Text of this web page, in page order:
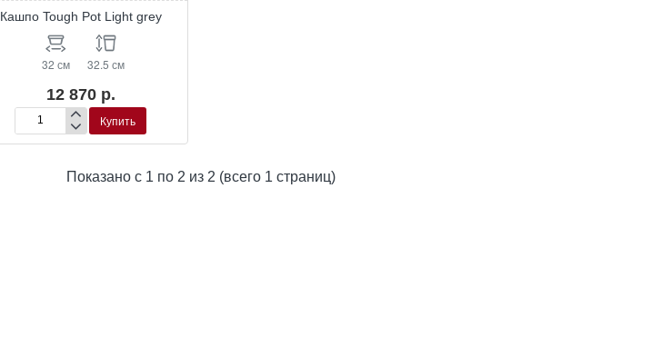
Кашпо Tough Pot Light grey
32 см 32.5 см
12 870 р.
Кашпо
Tough
Купить
Показано с 1 по 2 из 2 (всего 1 страниц)